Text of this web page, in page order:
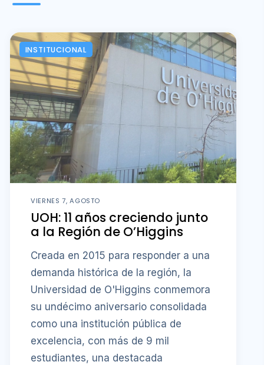
INSTITUCIONAL
VIERNES 7, AGOSTO
UOH: 11 años creciendo junto
a la Región de O’Higgins
Creada en 2015 para responder a una
demanda histórica de la región, la
Universidad de O'Higgins conmemora
su undécimo aniversario consolidada
como una institución pública de
excelencia, con más de 9 mil
estudiantes, una destacada